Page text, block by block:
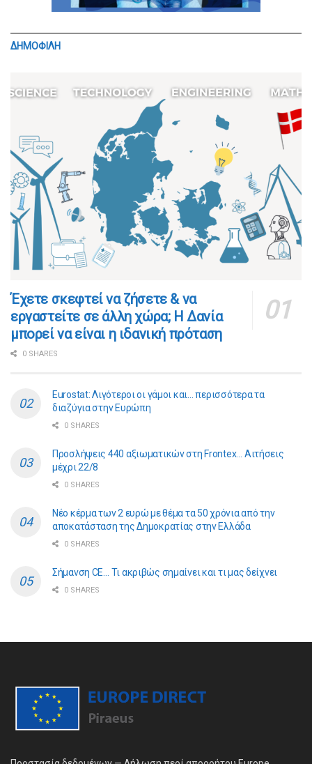
ΔΗΜΟΦΙΛΗ
​​Έχετε σκεφτεί να ζήσετε & να
εργαστείτε σε άλλη χώρα; Η Δανία
μπορεί να είναι η ιδανική πρόταση
0 SHARES
Eurostat: Λιγότεροι οι γάμοι και… περισσότερα τα
διαζύγια στην Ευρώπη
0 SHARES
Προσλήψεις 440 αξιωματικών στη Frontex… Αιτήσεις
μέχρι 22/8
0 SHARES
Νέο κέρμα των 2 ευρώ με θέμα τα 50 χρόνια από την
αποκατάσταση της Δημοκρατίας στην Ελλάδα
0 SHARES
Σήμανση CE… Τι ακριβώς σημαίνει και τι μας δείχνει
0 SHARES